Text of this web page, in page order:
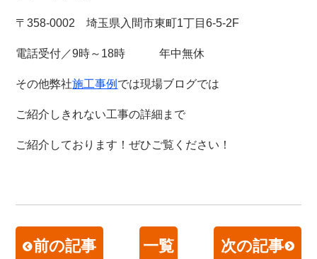
〒358-0002 埼玉県入間市東町1丁目6-5-2F
電話受付／9時～18時 年中無休
その他弊社施工事例 では現場ブログでは
ご紹介しきれない工事の詳細まで
ご紹介しております！ぜひご覧ください！
前の記事 一覧 次の記事